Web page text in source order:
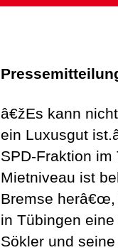
â€žEs kann
ein Luxusgut
SPD-Fraktion
Mietniveau ist
Bremse herâ€œ,
in Tübingen
Sökler und